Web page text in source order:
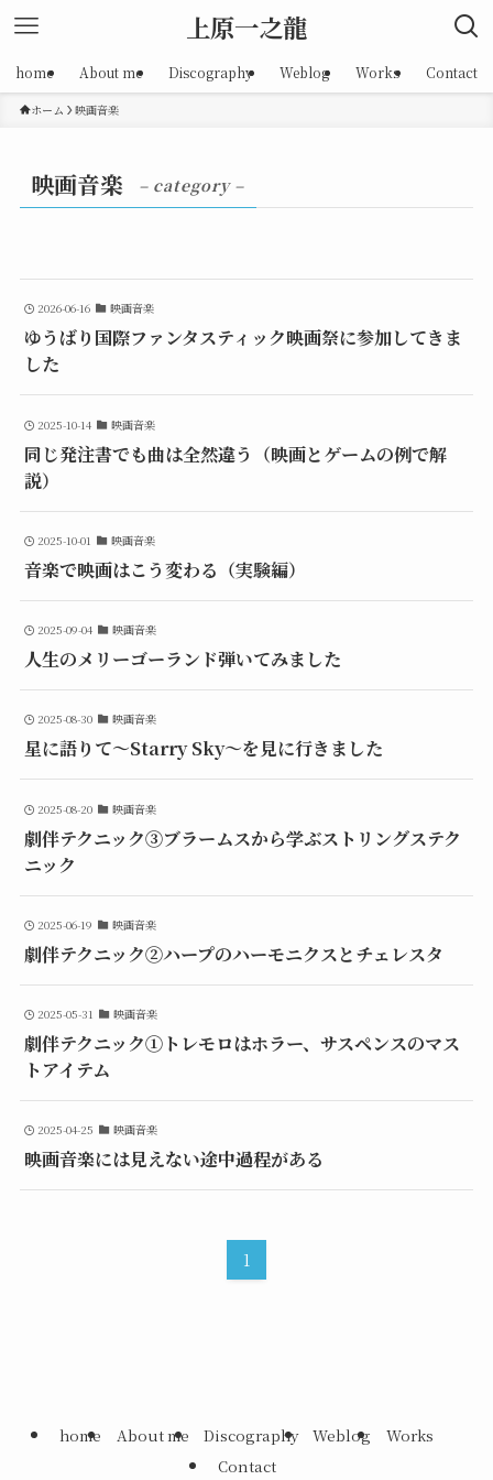
上原一之龍
home About me Discography Weblog Works Contact
ホーム 映画音楽
映画音楽 – category –
2026-06-16 映画音楽
ゆうばり国際ファンタスティック映画祭に参加してきま
した
2025-10-14 映画音楽
同じ発注書でも曲は全然違う（映画とゲームの例で解
説）
2025-10-01 映画音楽
音楽で映画はこう変わる（実験編）
2025-09-04 映画音楽
人生のメリーゴーランド弾いてみました
2025-08-30 映画音楽
星に語りて〜Starry Sky〜を見に行きました
2025-08-20 映画音楽
劇伴テクニック③ブラームスから学ぶストリングステク
ニック
2025-06-19 映画音楽
劇伴テクニック②ハープのハーモニクスとチェレスタ
2025-05-31 映画音楽
劇伴テクニック①トレモロはホラー、サスペンスのマス
トアイテム
2025-04-25 映画音楽
映画音楽には見えない途中過程がある
1
home About me Discography Weblog
Works
Contact